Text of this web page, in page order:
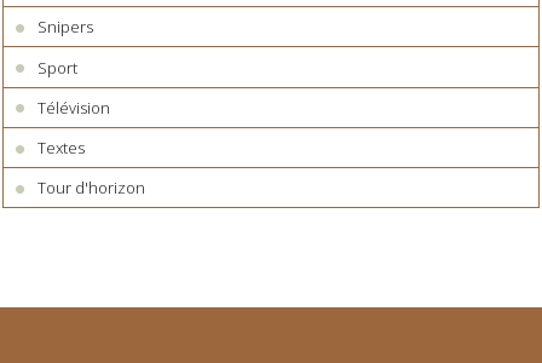
Snipers
Sport
Télévision
Textes
Tour d'horizon